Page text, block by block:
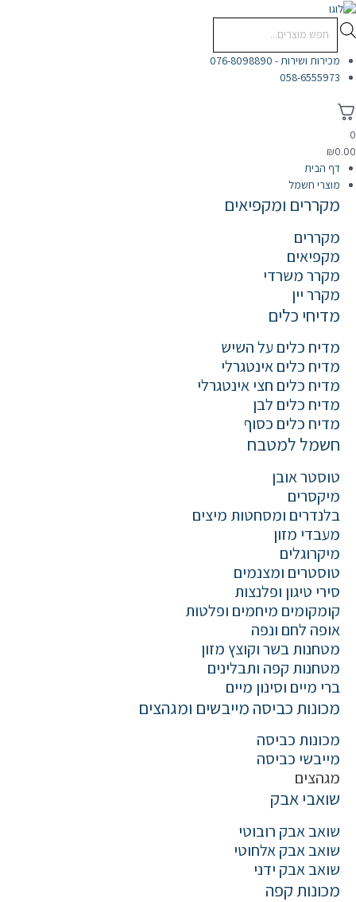
Products
search
מכירות ושירות - 076-8098890
058-6555973
₪
דף הבית
מוצרי חשמל
מקררים ומקפיאים
מקררים
מקפיאים
מקרר משרדי
מקרר יין
מדיחי כלים
מדיח כלים על השיש
מדיח כלים אינטגרלי
מדיח כלים חצי אינטגרלי
מדיח כלים לבן
מדיח כלים כסוף
חשמל למטבח
טוסטר אובן
מיקסרים
בלנדרים ומסחטות מיצים
מעבדי מזון
מיקרוגלים
טוסטרים ומצנמים
סירי טיגון ופלנצות
קומקומים מיחמים ופלטות
אופה לחם ונפה
מטחנות בשר וקוצץ מזון
מטחנות קפה ותבלינים
ברי מיים וסינון מיים
מכונות כביסה מייבשים ומגהצים
מכונות כביסה
מייבשי כביסה
מגהצים
שואבי אבק
שואב אבק רובוטי
שואב אבק אלחוטי
שואב אבק ידני
מכונות קפה